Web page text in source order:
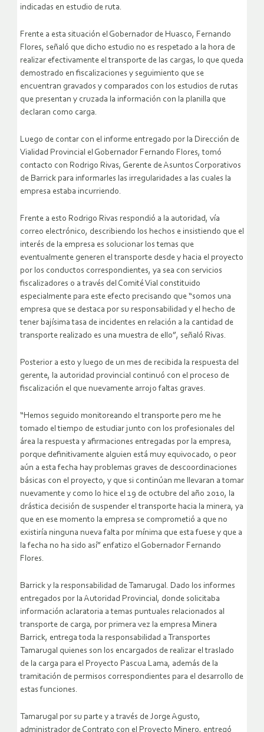
indicadas en estudio de ruta.
Frente a esta situación el Gobernador de Huasco, Fernando
Flores, señaló que dicho estudio no es respetado a la hora de
realizar efectivamente el transporte de las cargas, lo que queda
demostrado en fiscalizaciones y seguimiento que se
encuentran gravados y comparados con los estudios de rutas
que presentan y cruzada la información con la planilla que
declaran como carga.
Luego de contar con el informe entregado por la Dirección de
Vialidad Provincial el Gobernador Fernando Flores, tomó
contacto con Rodrigo Rivas, Gerente de Asuntos Corporativos
de Barrick para informarles las irregularidades a las cuales la
empresa estaba incurriendo.
Frente a esto Rodrigo Rivas respondió a la autoridad, vía
correo electrónico, describiendo los hechos e insistiendo que el
interés de la empresa es solucionar los temas que
eventualmente generen el transporte desde y hacia el proyecto
por los conductos correspondientes, ya sea con servicios
fiscalizadores o a través del Comité Vial constituido
especialmente para este efecto precisando que “somos una
empresa que se destaca por su responsabilidad y el hecho de
tener bajísima tasa de incidentes en relación a la cantidad de
transporte realizado es una muestra de ello”, señaló Rivas.
Posterior a esto y luego de un mes de recibida la respuesta del
gerente, la autoridad provincial continuó con el proceso de
fiscalización el que nuevamente arrojo faltas graves.
“Hemos seguido monitoreando el transporte pero me he
tomado el tiempo de estudiar junto con los profesionales del
área la respuesta y afirmaciones entregadas por la empresa,
porque definitivamente alguien está muy equivocado, o peor
aún a esta fecha hay problemas graves de descoordinaciones
básicas con el proyecto, y que si continúan me llevaran a tomar
nuevamente y como lo hice el 19 de octubre del año 2010, la
drástica decisión de suspender el transporte hacia la minera, ya
que en ese momento la empresa se comprometió a que no
existiría ninguna nueva falta por mínima que esta fuese y que a
la fecha no ha sido así” enfatizo el Gobernador Fernando
Flores.
Barrick y la responsabilidad de Tamarugal. Dado los informes
entregados por la Autoridad Provincial, donde solicitaba
información aclaratoria a temas puntuales relacionados al
transporte de carga, por primera vez la empresa Minera
Barrick, entrega toda la responsabilidad a Transportes
Tamarugal quienes son los encargados de realizar el traslado
de la carga para el Proyecto Pascua Lama, además de la
tramitación de permisos correspondientes para el desarrollo de
estas funciones.
Tamarugal por su parte y a través de Jorge Agusto,
administrador de Contrato con el Proyecto Minero, entregó